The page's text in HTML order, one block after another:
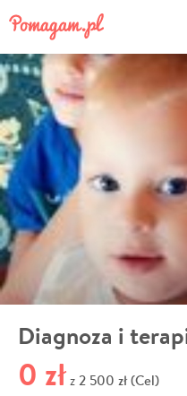
Diagnoza i
0 zł z 2 500 zł (Cel)